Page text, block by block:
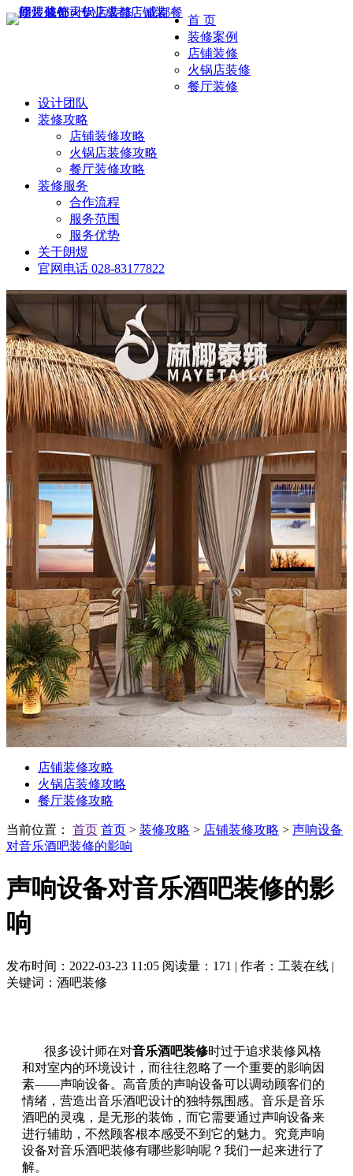
首 页
装修案例
店铺装修
火锅店装修
餐厅装修
设计团队
装修攻略
店铺装修攻略
火锅店装修攻略
餐厅装修攻略
装修服务
合作流程
服务范围
服务优势
关于朗煜
官网电话 028-83177822
店铺装修攻略
火锅店装修攻略
餐厅装修攻略
当前位置： 首页 首页 > 装修攻略 > 店铺装修攻略 > 声响设备
对音乐酒吧装修的影响
声响设备对音乐酒吧装修的影
响
发布时间：2022-03-23 11:05 阅读量：171 | 作者：工装在线 |
关键词：酒吧装修
很多设计师在对音乐酒吧装修时过于追求装修风格
和对室内的环境设计，而往往忽略了一个重要的影响因
素——声响设备。高音质的声响设备可以调动顾客们的
情绪，营造出音乐酒吧设计的独特氛围感。音乐是音乐
酒吧的灵魂，是无形的装饰，而它需要通过声响设备来
进行辅助，不然顾客根本感受不到它的魅力。究竟声响
设备对音乐酒吧装修有哪些影响呢？我们一起来进行了
解。